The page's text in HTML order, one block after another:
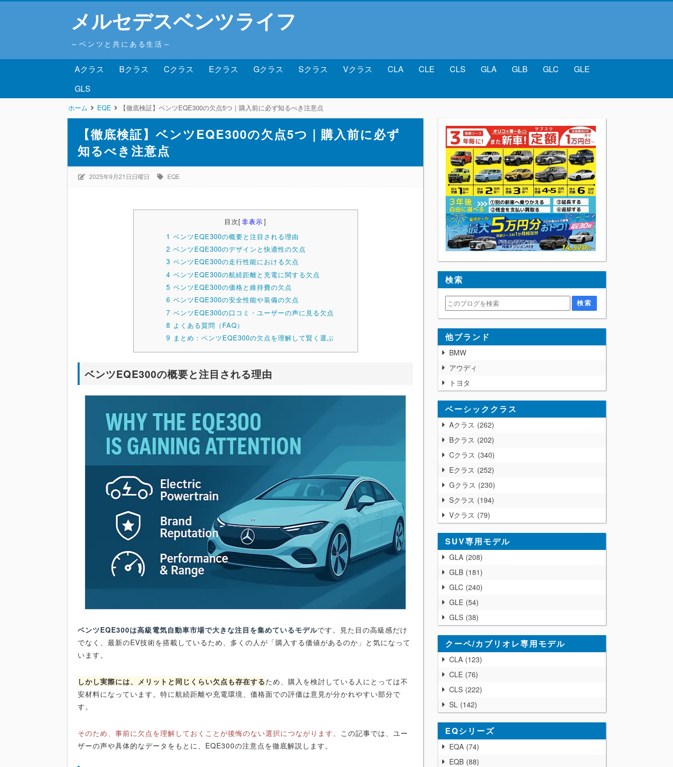
メルセデスベンツライフ
～ベンツと共にある生活～
Aクラス Bクラス Cクラス Eクラス Gクラス Sクラス Vクラス CLA CLE CLS GLA GLB GLC
GLE
GLS
ホーム EQE 【徹底検証】ベンツEQE300の欠点5つ｜購入前に必ず知るべき注意点
【徹底検証】ベンツEQE300の欠点5つ｜購入前に必ず
知るべき注意点
2025年9月21日日曜日 EQE
目次[非表示]
1 ベンツEQE300の概要と注目される理由
2 ベンツEQE300のデザインと快適性の欠点
3 ベンツEQE300の走行性能における欠点
4 ベンツEQE300の航続距離と充電に関する欠点
5 ベンツEQE300の価格と維持費の欠点
6 ベンツEQE300の安全性能や装備の欠点
7 ベンツEQE300の口コミ・ユーザーの声に見る欠点
8 よくある質問（FAQ）
9 まとめ：ベンツEQE300の欠点を理解して賢く選ぶ
ベンツEQE300の概要と注目される理由
ベンツEQE300は高級電気自動車市場で大きな注目を集めているモデルです。見た目の高級感だけ
でなく、最新のEV技術を搭載しているため、多くの人が「購入する価値があるのか」と気になって
います。
しかし実際には、メリットと同じくらい欠点も存在するため、購入を検討している人にとっては不
安材料になっています。特に航続距離や充電環境、価格面での評価は意見が分かれやすい部分で
す。
そのため、事前に欠点を理解しておくことが後悔のない選択につながります。 この記事では、ユー
ザーの声や具体的なデータをもとに、EQE300の注意点を徹底解説します。
検索
他ブランド
BMW
アウディ
トヨタ
ベーシッククラス
Aクラス 262
Bクラス 202
Cクラス 340
Eクラス 252
Gクラス 230
Sクラス
194
Vクラス 79
SUV専用モデル
GLA 208
GLB 181
GLC 240
GLE 54
GLS 38
クーペ/カブリオレ専用モデル
CLA 123
CLE 76
CLS 222
SL 142
EQシリーズ
EQA 74
EQB 88